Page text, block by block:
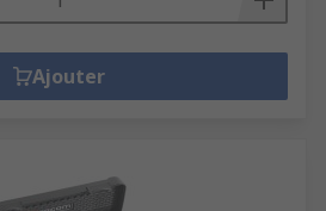
Ajouter